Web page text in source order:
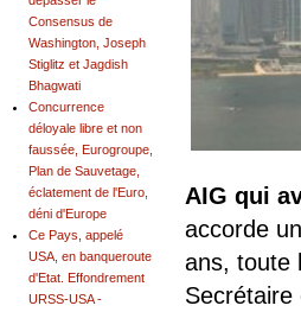
AIG qui
accorde
ans, toute
Secrétaire
Consensus de
Washington, Joseph
Stiglitz et Jagdish
Bhagwati
Concurrence
déloyale libre et non
faussée, Eurogroupe,
Plan de Sauvetage,
éclatement de l'Euro,
déni d'Europe
Ce Pays, appelé
USA, en banqueroute
d'Etat. Effondrement
URSS-USA -